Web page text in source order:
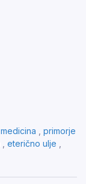
medicina
primorje
eterično ulje